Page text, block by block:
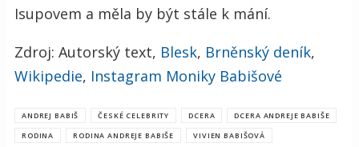
Isupovem a měla by být stále k mání.
Zdroj: Autorský text, Blesk, Brněnský deník,
Wikipedie, Instagram Moniky Babišové
ANDREJ BABIŠ ČESKÉ CELEBRITY DCERA
DCERA ANDREJE BABIŠE
RODINA
RODINA ANDREJE BABIŠE VIVIEN BABIŠOVÁ